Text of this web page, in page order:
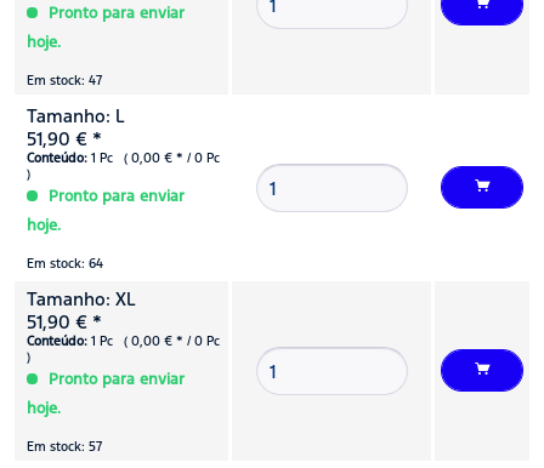
Pronto para enviar
hoje.
Em stock: 47
Tamanho: L
51,90 € *
Conteúdo: 1 Pc ( 0,00 € * / 0 Pc
)
Pronto para enviar
hoje.
Em stock: 64
Tamanho: XL
51,90 € *
Conteúdo: 1 Pc ( 0,00 € * / 0 Pc
)
Pronto para enviar
hoje.
Em stock: 57